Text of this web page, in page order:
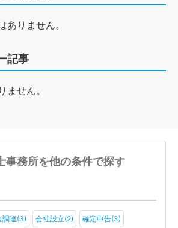
ありません。
記事
ません。
事務所を他の条件で探す
調達(3) 会社設立(2) 確定申告(3)